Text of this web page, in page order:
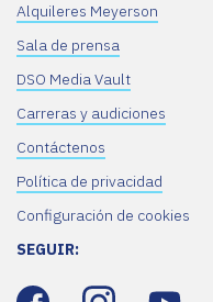
Alquileres Meyerson
Sala de prensa
DSO Media Vault
Carreras y audiciones
Contáctenos
Política de privacidad
Configuración de cookies
SEGUIR: